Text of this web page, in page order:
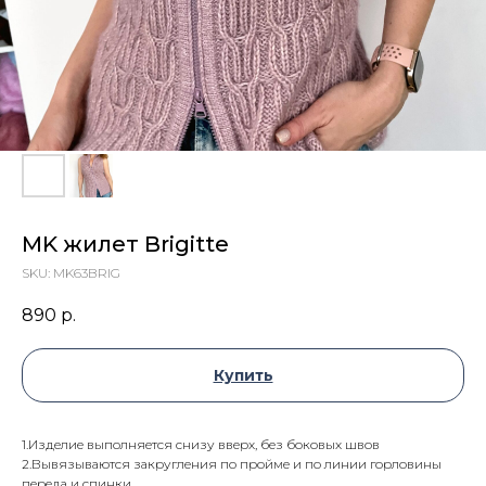
MK жилет Brigitte
SKU: MK63BRIG
890 р.
Купить
1.Изделие выполняется снизу вверх, без боковых швов
2.Вывязываются закругления по пройме и по линии горловины